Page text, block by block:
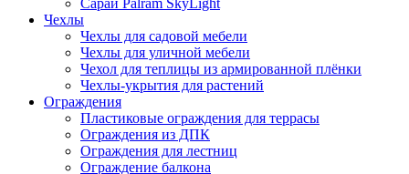
Сараи Palram SkyLight
Чехлы
Чехлы для садовой мебели
Чехлы для уличной мебели
Чехол для теплицы из армированной плёнки
Чехлы-укрытия для растений
Ограждения
Пластиковые ограждения для террасы
Ограждения из ДПК
Ограждения для лестниц
Ограждение балкона